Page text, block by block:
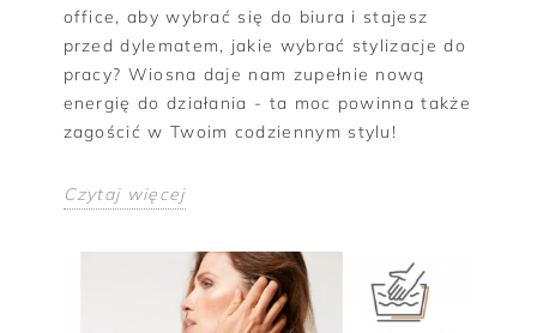
office, aby wybrać się do biura i stajesz
przed dylematem, jakie wybrać stylizacje do
pracy? Wiosna daje nam zupełnie nową
energię do działania - ta moc powinna także
zagościć w Twoim codziennym stylu!
Czytaj więcej